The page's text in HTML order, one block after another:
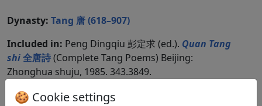
Dynasty: Tang 唐 (618–907)
Included in: Peng Dingqiu 彭定求 (ed.). Quan Tang
shi全唐詩(Complete Tang Poems) Beijing:
Zhonghua shuju, 1985. 343.3849.
Compare translations
🍪 Cookie settings